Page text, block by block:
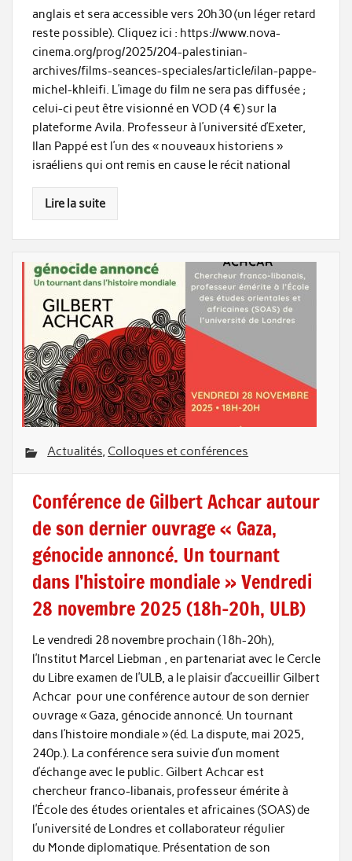
anglais et sera accessible vers 20h30 (un léger retard
reste possible). Cliquez ici : https://www.nova-
cinema.org/prog/2025/204-palestinian-
archives/films-seances-speciales/article/ilan-pappe-
michel-khleifi. L’image du film ne sera pas diffusée ;
celui-ci peut être visionné en VOD (4 €) sur la
plateforme Avila. Professeur à l’université d’Exeter,
Ilan Pappé est l’un des « nouveaux historiens »
israéliens qui ont remis en cause le récit national
Lire la suite
Actualités, Colloques et conférences
Conférence de Gilbert Achcar autour
de son dernier ouvrage « Gaza,
génocide annoncé. Un tournant
dans l’histoire mondiale » Vendredi
28 novembre 2025 (18h-20h, ULB)
Le vendredi 28 novembre prochain (18h-20h),
l’Institut Marcel Liebman , en partenariat avec le Cercle
du Libre examen de l’ULB, a le plaisir d’accueillir Gilbert
Achcar pour une conférence autour de son dernier
ouvrage « Gaza, génocide annoncé. Un tournant
dans l’histoire mondiale » (éd. La dispute, mai 2025,
240p.). La conférence sera suivie d’un moment
d’échange avec le public. Gilbert Achcar est
chercheur franco-libanais, professeur émérite à
l’École des études orientales et africaines (SOAS) de
l’université de Londres et collaborateur régulier
du Monde diplomatique. Présentation de son